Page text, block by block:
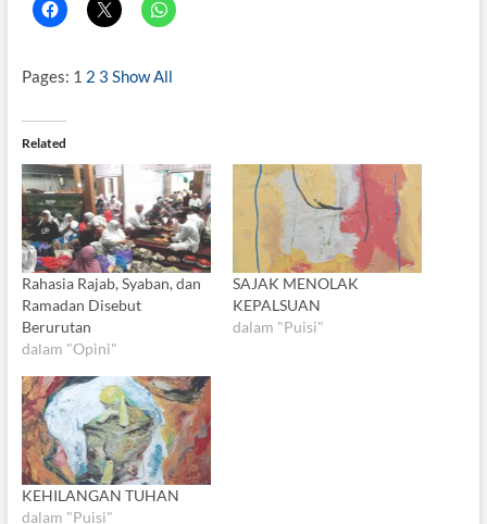
Pages: 1 2 3 Show All
Related
Rahasia Rajab, Syaban, dan
Ramadan Disebut
Berurutan
dalam "Opini"
SAJAK MENOLAK
KEPALSUAN
dalam "Puisi"
KEHILANGAN TUHAN
dalam "Puisi"